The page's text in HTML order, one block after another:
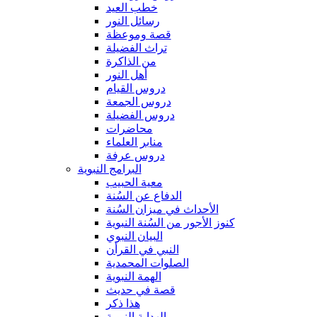
خطب العيد
رسائل النور
قصة وموعظة
تراث الفضيلة
من الذاكرة
أهل النور
دروس القيام
دروس الجمعة
دروس الفضيلة
محاضرات
منابر العلماء
دروس عرفة
البرامج النبوية
معية الحبيب
الدفاع عن السُنة
الأحداث في ميزان السُنة
كنوز الأجور من السُنة النبوية
البيان النبوي
النبي في القرأن
الصلوات المحمدية
الهمة النبوية
قصة في حديث
هذا ذكر